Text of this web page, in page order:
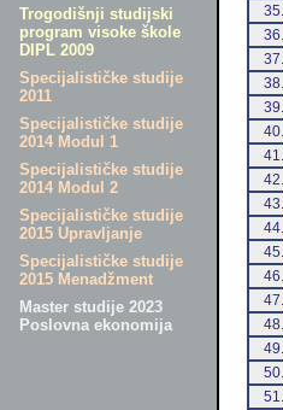
Trogodišnji studijski
program visoke škole
DIPL 2009
Specijalističke studije
2011
Specijalističke studije
2014 Modul 1
Specijalističke studije
2014 Modul 2
Specijalističke studije
2015 Upravljanje
Specijalističke studije
2015 Menadžment
Master studije 2023
Poslovna ekonomija
35.
36.
37.
38.
39.
40.
41.
42.
43.
44.
45.
46.
47.
48.
49.
50.
51.